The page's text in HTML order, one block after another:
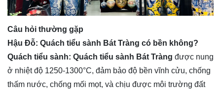
Câu hỏi thường gặp
Hậu Đỗ: Quách tiểu sành Bát Tràng có bền không?
Quách tiểu sành: Quách tiểu sành Bát Tràng được nung
ở nhiệt độ 1250-1300°C, đảm bảo độ bền vĩnh cửu, chống
thấm nước, chống mối mọt, và chịu được môi trường đất